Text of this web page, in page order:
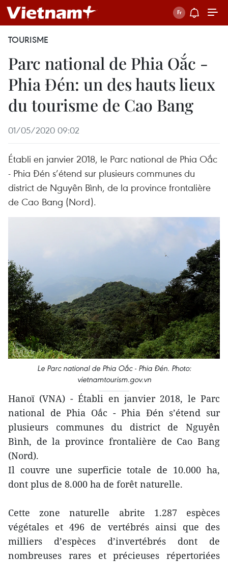
TOURISME
Parc national de Phia Oắc -
Phia Ðén: un des hauts lieux
du tourisme de Cao Bang
01/05/2020 09:02
Établi en janvier 2018, le Parc national de Phia Oắc
- Phia Ðén s’étend sur plusieurs communes du
district de Nguyên Bình, de la province frontalière
de Cao Bang (Nord).
Le Parc national de Phia Oắc - Phia Ðén. Photo:
vietnamtourism.gov.vn
Hanoï (VNA) - Établi en janvier 2018, le Parc
national de Phia Oắc - Phia Ðén s’étend sur
plusieurs communes du district de Nguyên
Bình, de la province frontalière de Cao Bang
(Nord).
Il couvre une superficie totale de 10.000 ha,
dont plus de 8.000 ha de forêt naturelle.
Cette zone naturelle abrite 1.287 espèces
végétales et 496 de vertébrés ainsi que des
milliers d’espèces d’invertébrés dont de
nombreuses rares et précieuses répertoriées